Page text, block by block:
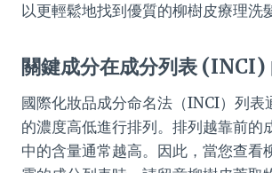
以更輕鬆地找到優質的柳樹皮療理洗
關鍵成分在成分列表 (INCI)
國際化妝品成分命名法（INCI）列表
的濃度高低進行排列。排列越靠前的
中的含量通常越高。因此，當您查看